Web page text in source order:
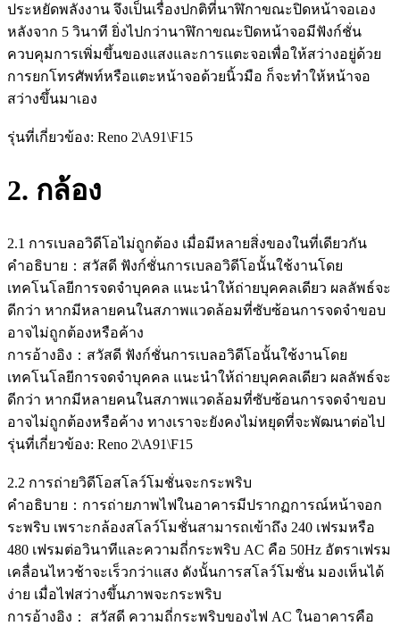
ประหยัดพลังงาน จึงเป็นเรื่องปกติที่นาฬิกาขณะปิดหน้าจอเอง
หลังจาก 5 วินาที ยิ่งไปกว่านาฬิกาขณะปิดหน้าจอมีฟังก์ชั่น
ควบคุมการเพิ่มขึ้นของแสงและการแตะจอเพื่อให้สว่างอยู่ด้วย
การยกโทรศัพท์หรือแตะหน้าจอด้วยนิ้วมือ ก็จะทำให้หน้าจอ
สว่างขึ้นมาเอง
รุ่นที่เกี่ยวข้อง: Reno 2\A91\F15
2. กล้อง
2.1 การเบลอวิดีโอไม่ถูกต้อง เมื่อมีหลายสิ่งของในที่เดียวกัน
คำอธิบาย：สวัสดี ฟังก์ชั่นการเบลอวิดีโอนั้นใช้งานโดย
เทคโนโลยีการจดจำบุคคล แนะนำให้ถ่ายบุคคลเดียว ผลลัพธ์จะ
ดีกว่า หากมีหลายคนในสภาพแวดล้อมที่ซับซ้อนการจดจำขอบ
อาจไม่ถูกต้องหรือค้าง
การอ้างอิง：สวัสดี ฟังก์ชั่นการเบลอวิดีโอนั้นใช้งานโดย
เทคโนโลยีการจดจำบุคคล แนะนำให้ถ่ายบุคคลเดียว ผลลัพธ์จะ
ดีกว่า หากมีหลายคนในสภาพแวดล้อมที่ซับซ้อนการจดจำขอบ
อาจไม่ถูกต้องหรือค้าง ทางเราจะยังคงไม่หยุดที่จะพัฒนาต่อไป
รุ่นที่เกี่ยวข้อง: Reno 2\A91\F15
2.2 การถ่ายวิดีโอสโลว์โมชั่นจะกระพริบ
คำอธิบาย：การถ่ายภาพไฟในอาคารมีปรากฏการณ์หน้าจอก
ระพริบ เพราะกล้องสโลว์โมชั่นสามารถเข้าถึง 240 เฟรมหรือ
480 เฟรมต่อวินาทีและความถี่กระพริบ AC คือ 50Hz อัตราเฟรม
เคลื่อนไหวช้าจะเร็วกว่าแสง ดังนั้นการสโลว์โมชั่น มองเห็นได้
ง่าย เมื่อไฟสว่างขึ้นภาพจะกระพริบ
การอ้างอิง： สวัสดี ความถี่กระพริบของไฟ AC ในอาคารคือ